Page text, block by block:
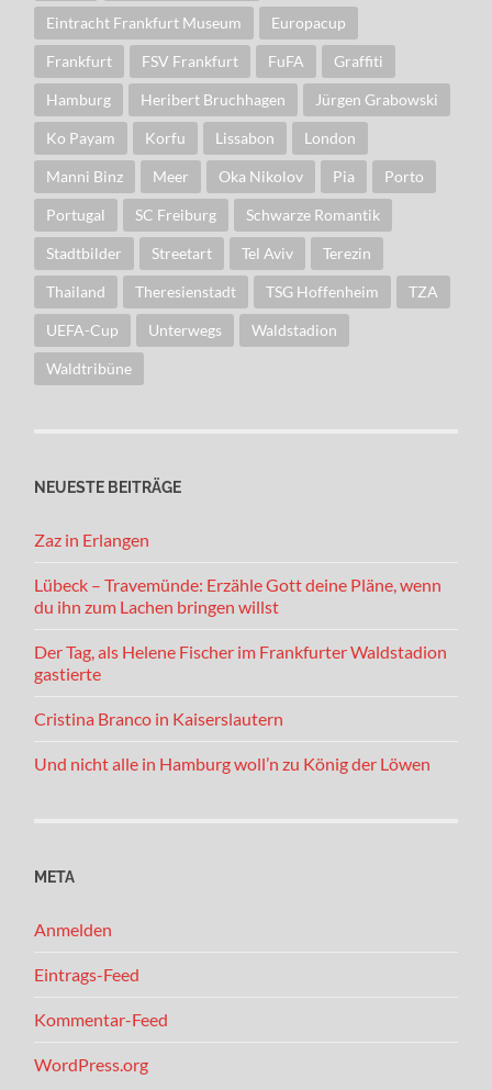
Eintracht Frankfurt Museum Europacup
Frankfurt FSV Frankfurt FuFA Graffiti
Hamburg Heribert Bruchhagen Jürgen Grabowski
Ko Payam Korfu Lissabon London
Manni Binz Meer Oka Nikolov Pia Porto
Portugal SC Freiburg Schwarze Romantik
Stadtbilder Streetart Tel Aviv Terezin
Thailand Theresienstadt TSG Hoffenheim TZA
UEFA-Cup Unterwegs Waldstadion
Waldtribüne
NEUESTE BEITRÄGE
Zaz in Erlangen
Lübeck – Travemünde: Erzähle Gott deine Pläne, wenn
du ihn zum Lachen bringen willst
Der Tag, als Helene Fischer im Frankfurter Waldstadion
gastierte
Cristina Branco in Kaiserslautern
Und nicht alle in Hamburg woll’n zu König der Löwen
META
Anmelden
Eintrags-Feed
Kommentar-Feed
WordPress.org